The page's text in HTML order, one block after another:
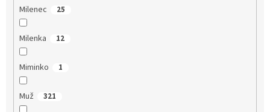
Milenec 25
Milenka 12
Miminko 1
Muž 321